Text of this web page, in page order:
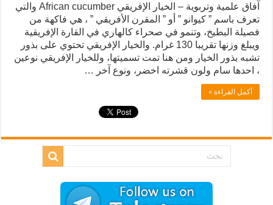
آفاق علمية وتربوية – الخيار الإفريقي African cucumber والتي
تعرف باسم ” كيوانو ” أو ” المقرن الأفريقي ” ، هي فاكهة من
فصيلة البطيخ، وتنمو في صحراء كالهاري في القارة الإفريقية
ويبلغ وزنها تقريبا 130 غرام. والخيار الإفريقي تحتوي على بذور
تشبه بذور الخيار ومن هنا تمت تسميتها، وللخيار الإفريقي نوعين
، احدها سام ولون قشرته اخضر، ونوع آخر …
أكمل القراءة »